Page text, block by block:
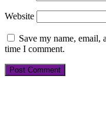
Website
Save my name, email,
time I comment.